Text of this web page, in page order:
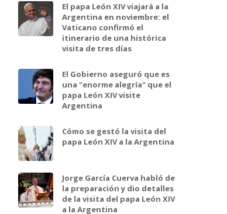
El papa León XIV viajará a la
Argentina en noviembre: el
Vaticano confirmó el
itinerario de una histórica
visita de tres días
El Gobierno aseguró que es
una "enorme alegría" que el
papa León XIV visite
Argentina
Cómo se gestó la visita del
papa León XIV a la Argentina
Jorge García Cuerva habló de
la preparación y dio detalles
de la visita del papa León XIV
a la Argentina